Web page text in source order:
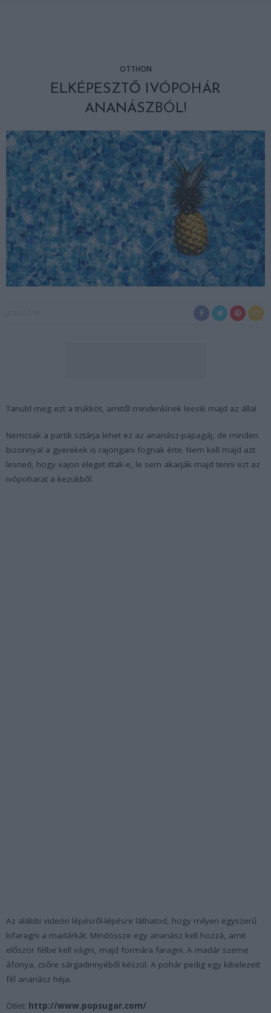
OTTHON
ELKÉPESZTŐ IVÓPOHÁR
ANANÁSZBÓL!
Tanuld meg ezt a trükköt, amitől mindenkinek leesik majd az álla!
Nemcsak a partik sztárja lehet ez az ananász-papagáj, de minden
bizonnyal a gyerekek is rajongani fognak érte. Nem kell majd azt
lesned, hogy vajon eleget ittak-e, le sem akarják majd tenni ezt az
ivópoharat a kezükből.
Az alábbi videón lépésről-lépésre láthatod, hogy milyen egyszerű
kifaragni a madárkát. Mindössze egy ananász kell hozzá, amit
először félbe kell vágni, majd formára faragni. A madár szeme
áfonya, csőre sárgadinnyéből készül. A pohár pedig egy kibelezett
fél ananász héja.
Ötlet: http://www.popsugar.com/